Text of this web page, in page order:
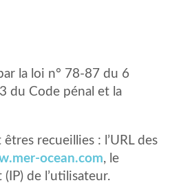
la loi n° 78-87 du 6
du Code pénal et la
recueillies : l’URL des
ocean.com, le
de l’utilisateur.